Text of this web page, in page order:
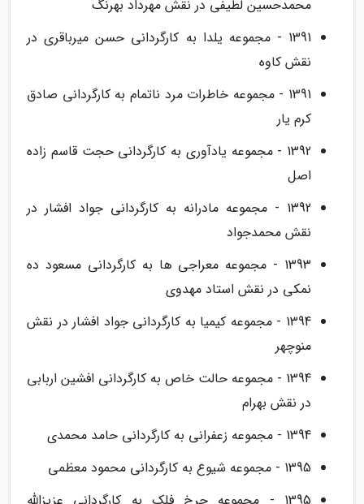
محمدحسین لطیفی در نقش مهرداد بهرنگ
1391 - مجموعه یلدا به کارگردانی حسن میرباقری در
نقش کاوه
1391 - مجموعه خاطرات مرد ناتمام به کارگردانی صادق
کرم یار
1392 - مجموعه یادآوری به کارگردانی حجت قاسم زاده
اصل
1392 - مجموعه مادرانه به کارگردانی جواد افشار در
نقش محمدجواد
1393 - مجموعه معراجی ها به کارگردانی مسعود ده
نمکی در نقش استاد مهدوی
1394 - مجموعه کیمیا به کارگردانی جواد افشار در نقش
منوچهر
1394 - مجموعه حالت خاص به کارگردانی افشین اربابی
در نقش بهرام
1394 - مجموعه زعفرانی به کارگردانی حامد محمدی
1395 - مجموعه شیوع به کارگردانی محمود معظمی